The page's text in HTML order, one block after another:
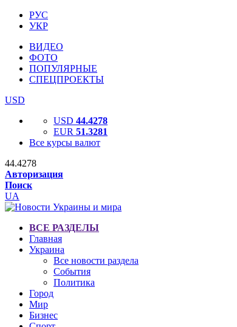
РУС
УКР
ВИДЕО
ФОТО
ПОПУЛЯРНЫЕ
СПЕЦПРОЕКТЫ
USD
USD 44.4278
EUR 51.3281
Все курсы валют
44.4278
Авторизация
Поиск
UA
ВСЕ РАЗДЕЛЫ
Главная
Украина
Все новости раздела
События
Политика
Город
Мир
Бизнес